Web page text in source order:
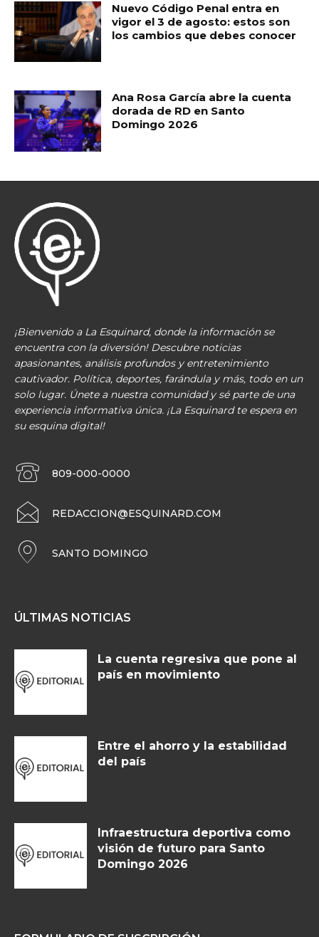
Nuevo Código Penal entra en
vigor el 3 de agosto: estos son
los cambios que debes conocer
Ana Rosa García abre la cuenta
dorada de RD en Santo
Domingo 2026
¡Bienvenido a La Esquinard, donde la información se
encuentra con la diversión! Descubre noticias
apasionantes, análisis profundos y entretenimiento
cautivador. Política, deportes, farándula y más, todo en un
solo lugar. Únete a nuestra comunidad y sé parte de una
experiencia informativa única. ¡La Esquinard te espera en
su esquina digital!
809-000-0000
REDACCION@ESQUINARD.COM
SANTO DOMINGO
ÚLTIMAS NOTICIAS
La cuenta regresiva que pone al
país en movimiento
Entre el ahorro y la estabilidad
del país
Infraestructura deportiva como
visión de futuro para Santo
Domingo 2026